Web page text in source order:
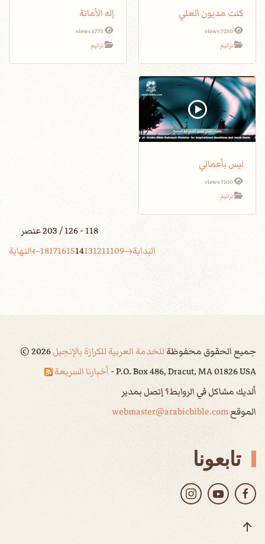
كنت مديون العلي
7250 views
ترانيم
إله الأمانة
6775 views
ترانيم
ليس بأعمالي
7100 views
ترانيم
118 - 126 / 203 عنصر
البداية
9
10
11
12
13
14
15
16
17
18 النهاية
جميع الحقوق محفوظةللخدمة العربية للكرازة بالإنجيل ©2026
P.O. Box 486, Dracut, MA 01826 USA - أخبارنا السريعة
ألديك مشاكل في الروابط؟ إتصل بمدير
الموقعwebmaster@arabicbible.com
تابعونا